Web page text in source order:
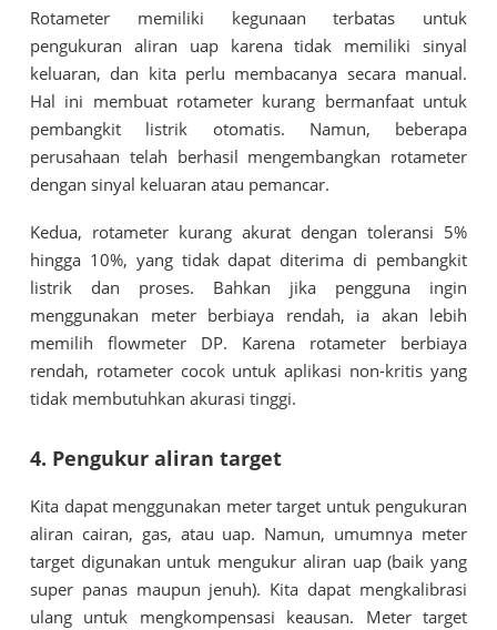
Rotameter memiliki kegunaan terbatas untuk
pengukuran aliran uap karena tidak memiliki sinyal
keluaran, dan kita perlu membacanya secara manual.
Hal ini membuat rotameter kurang bermanfaat untuk
pembangkit listrik otomatis. Namun, beberapa
perusahaan telah berhasil mengembangkan rotameter
dengan sinyal keluaran atau pemancar.
Kedua, rotameter kurang akurat dengan toleransi 5%
hingga 10%, yang tidak dapat diterima di pembangkit
listrik dan proses. Bahkan jika pengguna ingin
menggunakan meter berbiaya rendah, ia akan lebih
memilih flowmeter DP. Karena rotameter berbiaya
rendah, rotameter cocok untuk aplikasi non-kritis yang
tidak membutuhkan akurasi tinggi.
4. Pengukur aliran target
Kita dapat menggunakan meter target untuk pengukuran
aliran cairan, gas, atau uap. Namun, umumnya meter
target digunakan untuk mengukur aliran uap (baik yang
super panas maupun jenuh). Kita dapat mengkalibrasi
ulang untuk mengkompensasi keausan. Meter target